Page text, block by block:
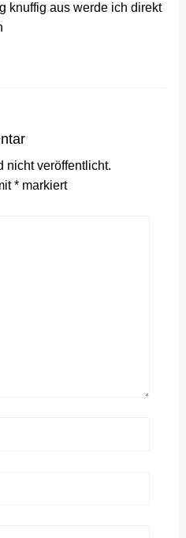
knuffig aus werde ich direkt
nicht veröffentlicht.
* markiert